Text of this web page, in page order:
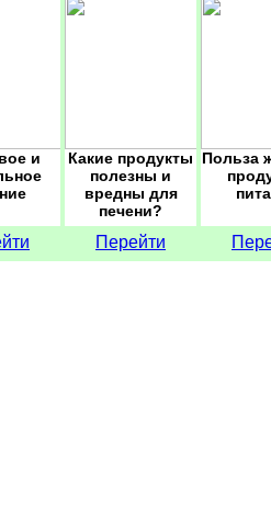
и
Какие продукты
полезны и
вредны для
печени?
Перейти
Польза